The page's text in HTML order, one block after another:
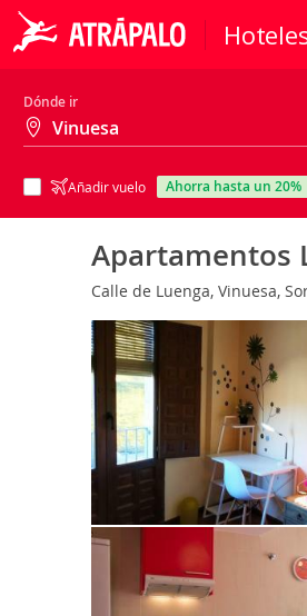
Dónde ir
Añadir vuelo ahorra hasta un 20%
Apartamentos
Calle de Luenga, Vinuesa,